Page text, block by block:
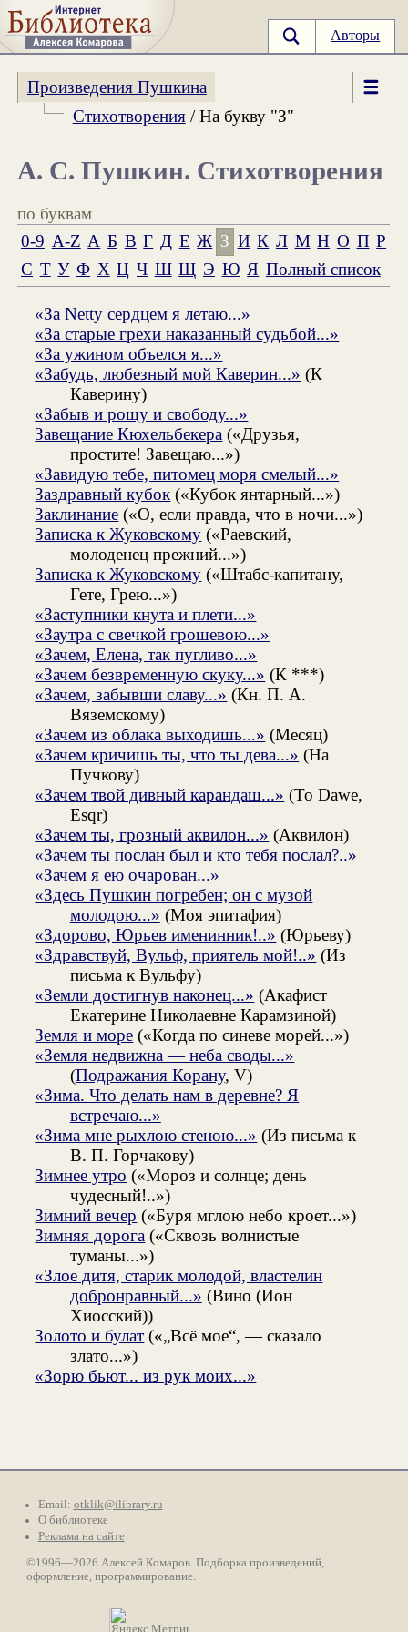
Авторы
Произведения Пушкина
Стихотворения/ На букву "З"
А. С. Пушкин. Стихотворения
по буквам
0-9 A-Z А Б В Г Д Е Ж З И К Л М Н О П Р
С Т У Ф Х Ц Ч Ш Щ Э Ю Я Полный список
«За Netty сердцем я летаю...»
«За старые грехи наказанный судьбой...»
«За ужином объелся я...»
«Забудь, любезный мой Каверин...» (К
Каверину)
«Забыв и рощу и свободу...»
Завещание Кюхельбекера («Друзья,
простите! Завещаю...»)
«Завидую тебе, питомец моря смелый...»
Заздравный кубок («Кубок янтарный...»)
Заклинание («О, если правда, что в ночи...»)
Записка к Жуковскому («Раевский,
молоденец прежний...»)
Записка к Жуковскому («Штабс-капитану,
Гете, Грею...»)
«Заступники кнута и плети...»
«Заутра с свечкой грошевою...»
«Зачем, Елена, так пугливо...»
«Зачем безвременную скуку...» (К ***)
«Зачем, забывши славу...» (Кн. П. А.
Вяземскому)
«Зачем из облака выходишь...» (Месяц)
«Зачем кричишь ты, что ты дева...» (На
Пучкову)
«Зачем твой дивный карандаш...» (To Dawe,
Esqr)
«Зачем ты, грозный аквилон...» (Аквилон)
«Зачем ты послан был и кто тебя послал?..»
«Зачем я ею очарован...»
«Здесь Пушкин погребен; он с музой
молодою...» (Моя эпитафия)
«Здорово, Юрьев именинник!..» (Юрьеву)
«Здравствуй, Вульф, приятель мой!..» (Из
письма к Вульфу)
«Земли достигнув наконец...» (Акафист
Екатерине Николаевне Карамзиной)
Земля и море («Когда по синеве морей...»)
«Земля недвижна — неба своды...»
(Подражания Корану, V)
«Зима. Что делать нам в деревне? Я
встречаю...»
«Зима мне рыхлою стеною...» (Из письма к
В. П. Горчакову)
Зимнее утро («Мороз и солнце; день
чудесный!..»)
Зимний вечер («Буря мглою небо кроет...»)
Зимняя дорога («Сквозь волнистые
туманы...»)
«Злое дитя, старик молодой, властелин
добронравный...» (Вино (Ион
Хиосский))
Золото и булат («„Всё мое“, — сказало
злато...»)
«Зорю бьют... из рук моих...»
Email: otklik@ilibrary.ru
О библиотеке
Реклама на сайте
©1996—2026 Алексей Комаров. Подборка произведений,
оформление, программирование.